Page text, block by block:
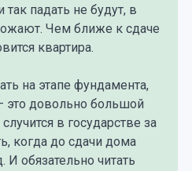
падать не будут, в
Чем ближе к сдаче
квартира.
на этапе фундамента,
это довольно большой
в государстве за
когда до сдачи дома
И обязательно читать